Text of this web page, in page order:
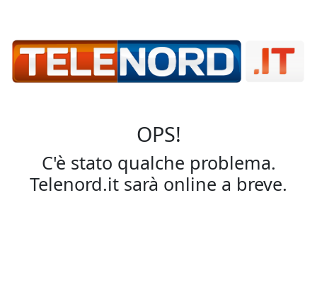
OPS!
C'è stato qualche problema.
Telenord.it sarà online a breve.